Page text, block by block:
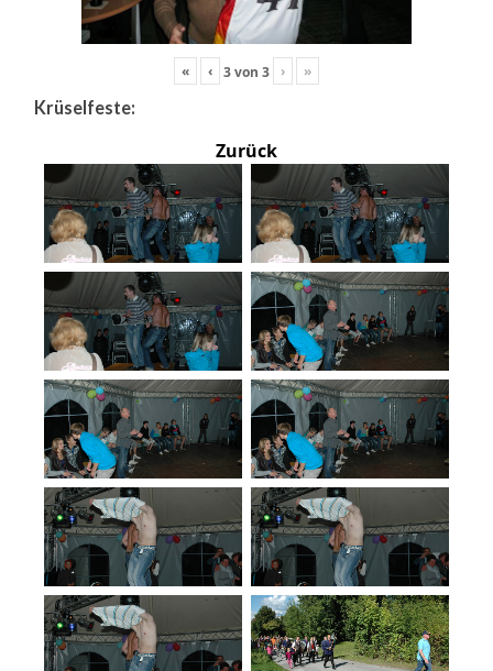
« ‹ 3von 3 › »
Krüselfeste:
Zurück